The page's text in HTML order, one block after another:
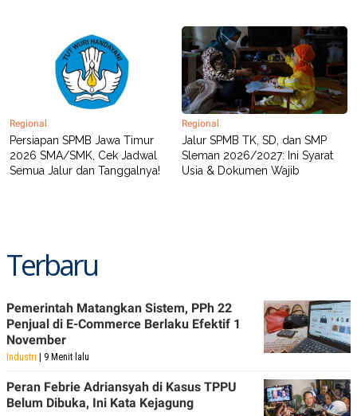
Regional
Persiapan SPMB Jawa Timur
2026 SMA/SMK, Cek Jadwal
Semua Jalur dan Tanggalnya!
Regional
Jalur SPMB TK, SD, dan SMP
Sleman 2026/2027: Ini Syarat
Usia & Dokumen Wajib
Terbaru
Pemerintah Matangkan Sistem, PPh 22
Penjual di E-Commerce Berlaku Efektif 1
November
Industri | 9 Menit lalu
Peran Febrie Adriansyah di Kasus TPPU
Belum Dibuka, Ini Kata Kejagung